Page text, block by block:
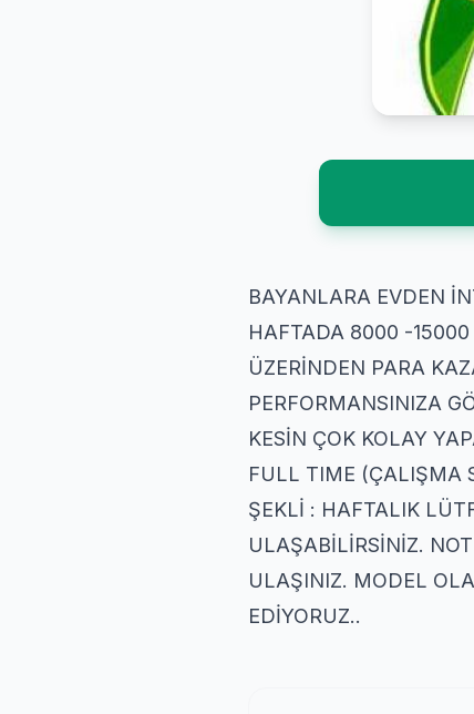
BAYANLARA EVDEN
HAFTADA 8000 -15000
ÜZERİNDEN PARA
PERFORMANSINIZA
KESİN ÇOK KOLAY
FULL TIME (ÇALIŞMA
ŞEKLİ : HAFTALIK
ULAŞABİLİRSİNİZ.
ULAŞINIZ. MODEL
EDİYORUZ..